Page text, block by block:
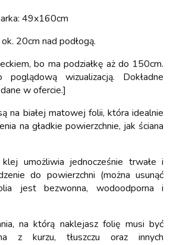
49x160cm
20cm nad podłogą.
bo ma podziałkę aż do 150cm.
wizualizacją. Dokładne
w ofercie.]
na białej matowej folii, która idealnie
na gładkie powierzchnie, jak ściana
umożliwia jednocześnie trwałe i
do powierzchni (można usunąć
jest bezwonna, wodoodporna i
na którą naklejasz folię musi być
z kurzu, tłuszczu oraz innych